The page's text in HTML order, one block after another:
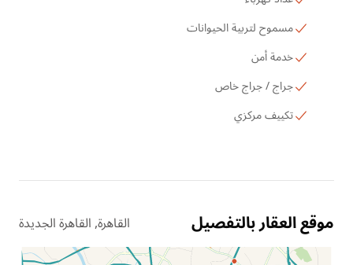
مسموح لتربية الحيوانات
خدمة أمن
جراج / جراج خاص
تكييف مركزي
موقع العقار بالتفصيل القاهرة, القاهرة الجديدة